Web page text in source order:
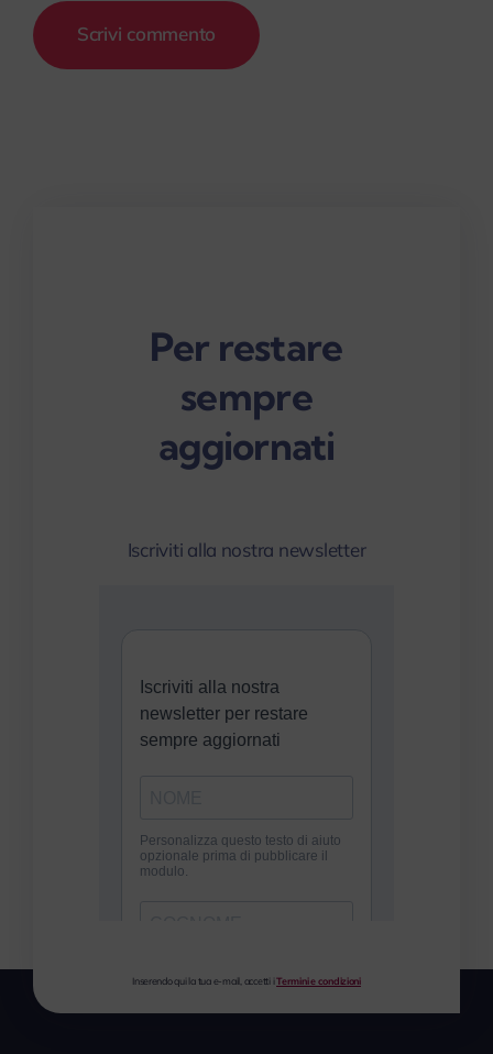
Per restare
sempre
aggiornati
Iscriviti alla nostra newsletter
Inserendo qui la tua e-mail, accetti iTermini e condizioni